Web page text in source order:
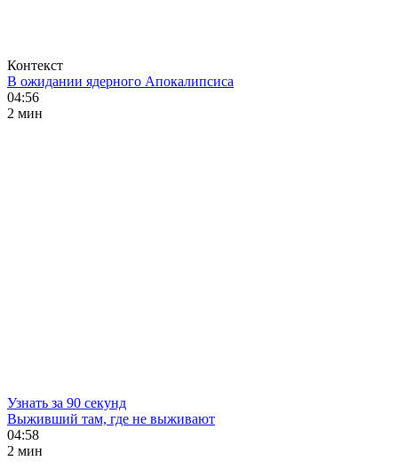
Контекст
В ожидании ядерного Апокалипсиса
04:56
2 мин
Узнать за 90 секунд
Выживший там, где не выживают
04:58
2 мин